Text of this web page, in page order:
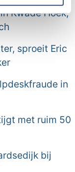
Kwade Hoek,
sproeit Eric
in
met ruim 50
bij